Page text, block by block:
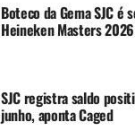
Boteco da Gema SJC é
Heineken Masters 2026
SJC registra saldo
junho, aponta Caged